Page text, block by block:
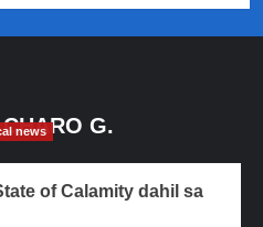
G.
news
of Calamity dahil sa